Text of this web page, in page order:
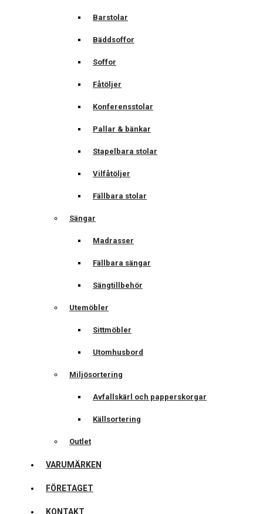
Barstolar
Bäddsoffor
Soffor
Fåtöljer
Konferensstolar
Pallar & bänkar
Stapelbara stolar
Vilfåtöljer
Fällbara stolar
Sängar
Madrasser
Fällbara sängar
Sängtillbehör
Utemöbler
Sittmöbler
Utomhusbord
Miljösortering
Avfallskärl och papperskorgar
Källsortering
Outlet
VARUMÄRKEN
FÖRETAGET
KONTAKT